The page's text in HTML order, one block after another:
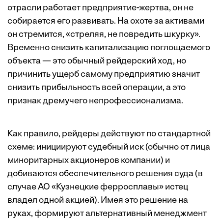
отрасли работает предприятие-жертва, он не
собирается его развивать. На охоте за активами
он стремится, «стреляя, не повредить шкурку».
Временно снизить капитализацию поглощаемого
объекта — это обычный рейдерский ход, но
причинить ущерб самому предприятию значит
снизить прибыльность всей операции, а это
признак дремучего непрофессионализма.
Как правило, рейдеры действуют по стандартной
схеме: инициируют судебный иск (обычно от лица
миноритарных акционеров компании) и
добиваются обеспечительного решения суда (в
случае АО «Кузнецкие ферросплавы» истец
владел одной акцией). Имея это решение на
руках, формируют альтернативный менеджмент